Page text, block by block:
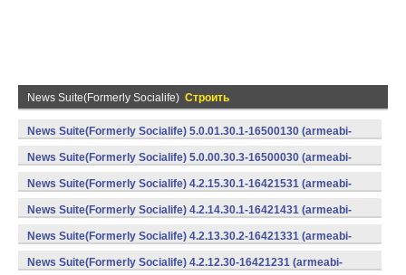
News Suite(Formerly Socialife) Строить
News Suite(Formerly Socialife) 5.0.01.30.1-16500130 (armeabi-
v7a) (Android)
News Suite(Formerly Socialife) 5.0.00.30.3-16500030 (armeabi-
v7a) (Android)
News Suite(Formerly Socialife) 4.2.15.30.1-16421531 (armeabi-
v7a) (Android)
News Suite(Formerly Socialife) 4.2.14.30.1-16421431 (armeabi-
v7a) (Android)
News Suite(Formerly Socialife) 4.2.13.30.2-16421331 (armeabi-
v7a) (Android)
News Suite(Formerly Socialife) 4.2.12.30-16421231 (armeabi-